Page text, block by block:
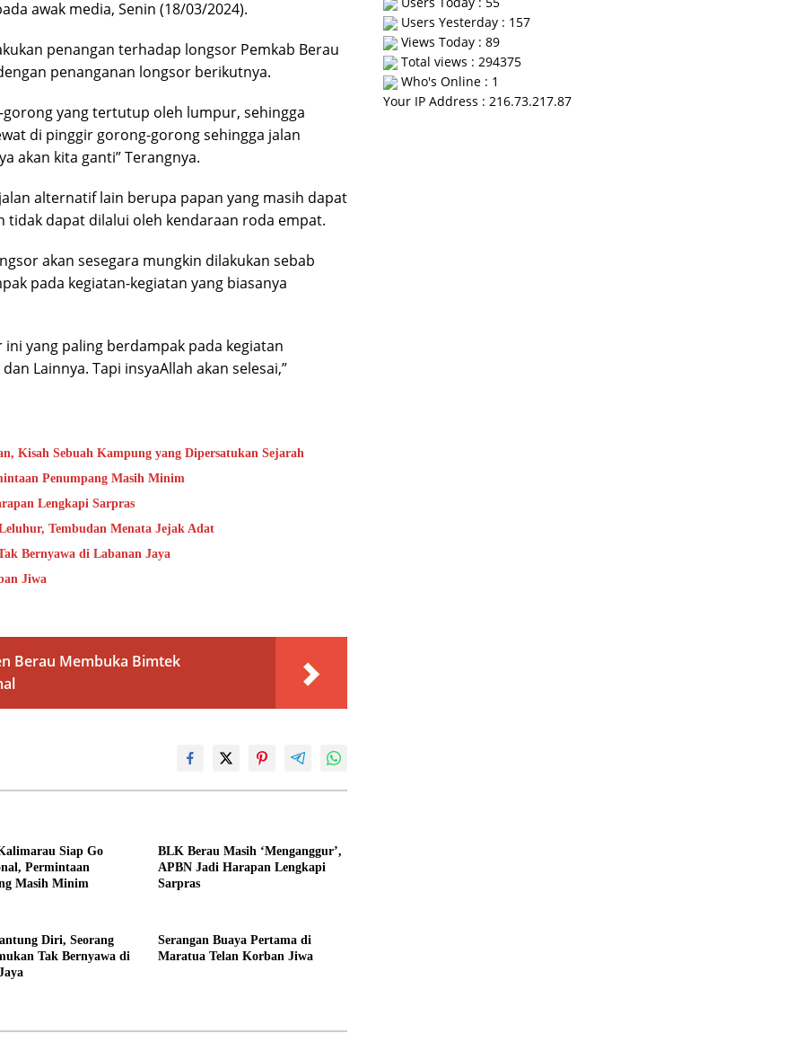
awak media, Senin (18/03/2024).
penangan terhadap longsor Pemkab Berau
penanganan longsor berikutnya.
yang tertutup oleh lumpur, sehingga
di pinggir gorong-gorong sehingga jalan
akan kita ganti” Terangnya.
alternatif lain berupa papan yang masih dapat
dapat dilalui oleh kendaraan roda empat.
akan sesegara mungkin dilakukan sebab
pada kegiatan-kegiatan yang biasanya
yang paling berdampak pada kegiatan
Lainnya. Tapi insyaAllah akan selesai,”
Kisah Sebuah Kampung yang Dipersatukan Sejarah
Penumpang Masih Minim
Lengkapi Sarpras
Tembudan Menata Jejak Adat
Bernyawa di Labanan Jaya
Jiwa
Berau Membuka Bimtek
Siap Go
Permintaan
Masih Minim
BLK Berau Masih ‘Menganggur’,
APBN Jadi Harapan Lengkapi
Sarpras
Diri, Seorang
Tak Bernyawa di
Serangan Buaya Pertama di
Maratua Telan Korban Jiwa
Users Yesterday : 157
Views Today : 89
Total views : 294375
Who's Online : 1
Your IP Address : 216.73.217.87